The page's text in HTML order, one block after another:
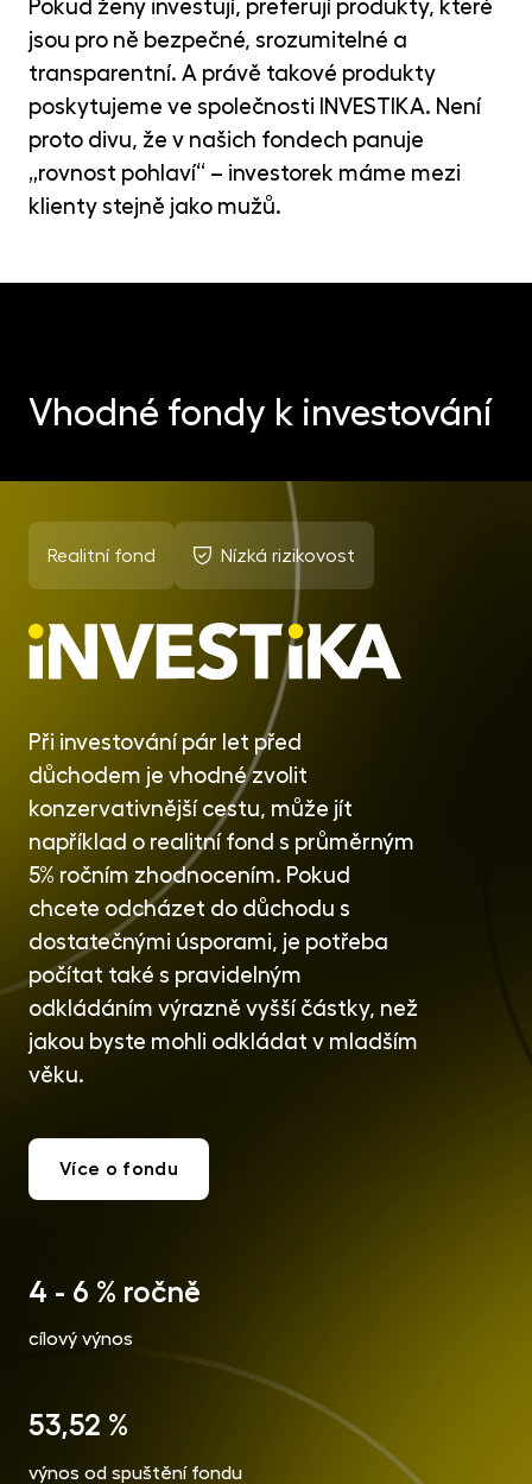
Pokud ženy investují, preferují produkty, které
jsou pro ně bezpečné, srozumitelné a
transparentní. A právě takové produkty
poskytujeme ve společnosti INVESTIKA. Není
proto divu, že v našich fondech panuje
„rovnost pohlaví“ – investorek máme mezi
klienty stejně jako mužů.
Vhodné fondy k investování
Realitní fond Nízká rizikovost
Při investování pár let před
důchodem je vhodné zvolit
konzervativnější cestu, může jít
například o realitní fond s průměrným
5% ročním zhodnocením. Pokud
chcete odcházet do důchodu s
dostatečnými úsporami, je potřeba
počítat také s pravidelným
odkládáním výrazně vyšší částky, než
jakou byste mohli odkládat v mladším
věku.
Více o fondu
4 - 6 % ročně
cílový výnos
53,52 %
výnos od spuštění fondu